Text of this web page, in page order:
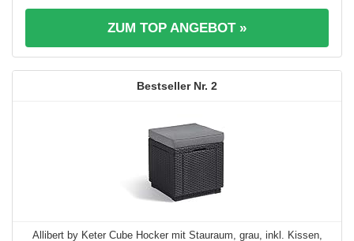
ZUM TOP ANGEBOT »
2
Allibert by Keter Cube Hocker mit Stauraum, grau, inkl. Kissen,